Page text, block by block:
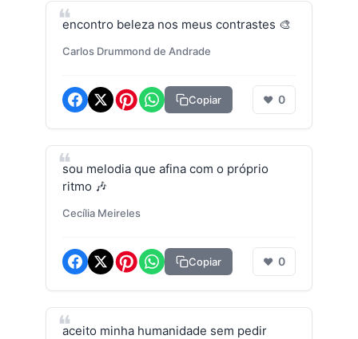
encontro beleza nos meus contrastes 🎨
Carlos Drummond de Andrade
Copiar ❤ 0
sou melodia que afina com o próprio
ritmo 🎶
Cecília Meireles
Copiar ❤ 0
aceito minha humanidade sem pedir